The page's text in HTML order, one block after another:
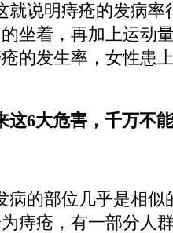
就说明痔疮的发病率
坐着，再加上运动
的发生率，女性患
这6大危害，千万不
病的部位几乎是相似
痔疮，有一部分人